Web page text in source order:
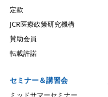
定款
JCR医療政策研究機構
賛助会員
転載許諾
セミナー＆講習会
ミッドサマーセミナー